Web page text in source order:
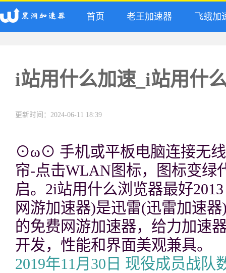
首页 老王加速器 飞蛾加
i站用什么加速_i站用什
更新时间：2024-06-11 18:39
⊙ω⊙ 手机或平板电脑连接无
帘-点击WLAN图标，图标变绿
启。2i站用什么浏览器最好
网游加速器)是迅雷(迅雷加速
的免费网游加速器，给力加速
开发，性能和界面美观兼具。
2019年11月30日 现役成员战